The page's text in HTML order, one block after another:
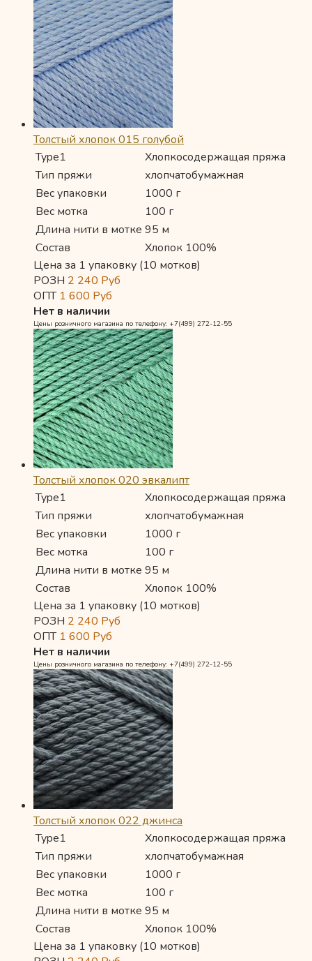
Толстый хлопок 015 голубой
Type1
Хлопкосодержащая пряжа
Тип пряжи
хлопчатобумажная
Вес упаковки
1000 г
Вес мотка
100 г
Длина нити в мотке 95 м
Состав
Хлопок 100%
Цена за 1 упаковку (10 мотков)
РОЗН 2 240 Руб
ОПТ 1 600 Руб
Нет в наличии
Цены розничного магазина по телефону: +7(499) 272-12-55
Толстый хлопок 020 эвкалипт
Type1
Хлопкосодержащая пряжа
Тип пряжи
хлопчатобумажная
Вес упаковки
1000 г
Вес мотка
100 г
Длина нити в мотке 95 м
Состав
Хлопок 100%
Цена за 1 упаковку (10 мотков)
РОЗН 2 240 Руб
ОПТ 1 600 Руб
Нет в наличии
Цены розничного магазина по телефону: +7(499) 272-12-55
Толстый хлопок 022 джинса
Type1
Хлопкосодержащая пряжа
Тип пряжи
хлопчатобумажная
Вес упаковки
1000 г
Вес мотка
100 г
Длина нити в мотке 95 м
Состав
Хлопок 100%
Цена за 1 упаковку (10 мотков)